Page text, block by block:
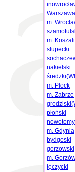
Warszawa
m.
m.
słupecki
nakielski
m. Płock
m. Zabrze
płoński
m. Gdynia
bydgoski
gorzowski
m.
łęczycki